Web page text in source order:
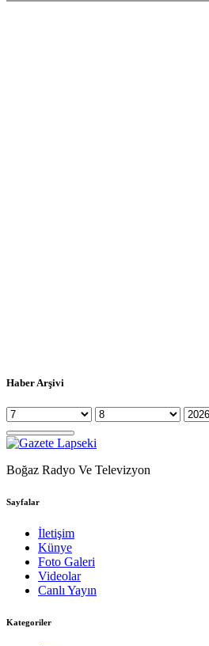
Haber Arşivi
Boğaz Radyo Ve Televizyon
Sayfalar
İletişim
Künye
Foto Galeri
Videolar
Canlı Yayın
Kategoriler